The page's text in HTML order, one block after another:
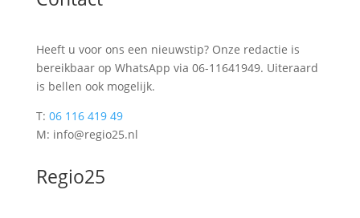
Heeft u voor ons een nieuwstip? Onze redactie is
bereikbaar op WhatsApp via 06-11641949. Uiteraard
is bellen ook mogelijk.
T: 06 116 419 49
M: info@regio25.nl
Regio25